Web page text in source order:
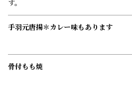
す。
手羽元唐揚＊カレー味もあります
骨付もも焼